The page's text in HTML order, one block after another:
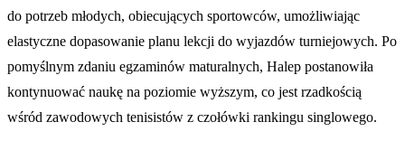
do potrzeb młodych, obiecujących sportowców, umożliwiając
elastyczne dopasowanie planu lekcji do wyjazdów turniejowych. Po
pomyślnym zdaniu egzaminów maturalnych, Halep postanowiła
kontynuować naukę na poziomie wyższym, co jest rzadkością
wśród zawodowych tenisistów z czołówki rankingu singlowego.